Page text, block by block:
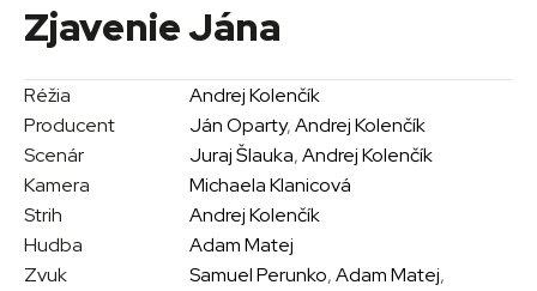
Zjavenie Jána
Réžia
Andrej Kolenčík
Producent
Ján Oparty,Andrej Kolenčík
Scenár
Juraj Šlauka,Andrej Kolenčík
Kamera
Michaela Klanicová
Strih
Andrej Kolenčík
Hudba
Adam Matej
Zvuk
Samuel Perunko,Adam Matej,